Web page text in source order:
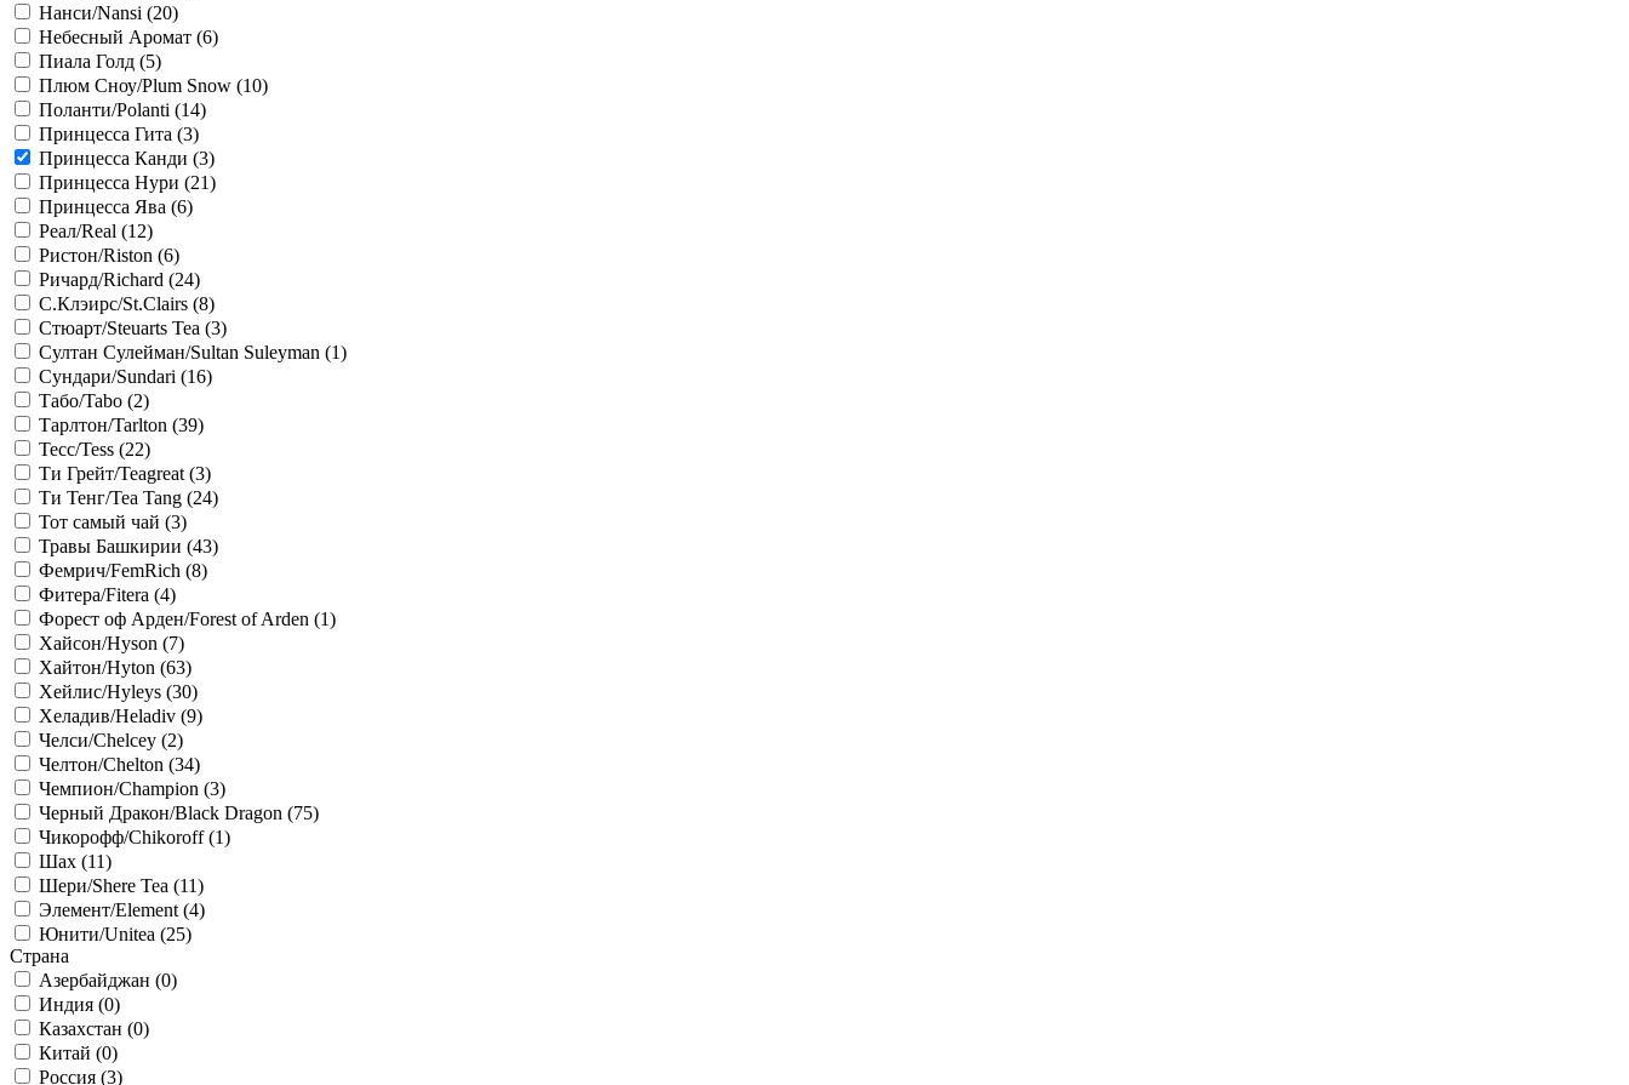
Нанси/Nansi (20)
Небесный Аромат (6)
Пиала Голд (5)
Плюм Сноу/Plum Snow (10)
Поланти/Polanti (14)
Принцесса Гита (3)
Принцесса Канди (3)
Принцесса Нури (21)
Принцесса Ява (6)
Реал/Real (12)
Ристон/Riston (6)
Ричард/Richard (24)
С.Клэирс/St.Сlairs (8)
Стюарт/Steuarts Tea (3)
Султан Сулейман/Sultan Suleyman (1)
Сундари/Sundari (16)
Табо/Tabo (2)
Тарлтон/Tarlton (39)
Тесс/Tess (22)
Ти Грейт/Teagreat (3)
Ти Тенг/Tea Tang (24)
Тот самый чай (3)
Травы Башкирии (43)
Фемрич/FemRich (8)
Фитера/Fitera (4)
Форест оф Арден/Forest of Arden (1)
Хайсон/Hyson (7)
Хайтон/Hyton (63)
Хейлис/Hyleys (30)
Хеладив/Heladiv (9)
Челси/Chelcey (2)
Челтон/Chelton (34)
Чемпион/Сhampion (3)
Черный Дракон/Black Dragon (75)
Чикорофф/Chikoroff (1)
Шах (11)
Шери/Shere Tea (11)
Элемент/Element (4)
Юнити/Unitea (25)
Страна
Азербайджан (0)
Индия (0)
Казахстан (0)
Китай (0)
Россия (3)